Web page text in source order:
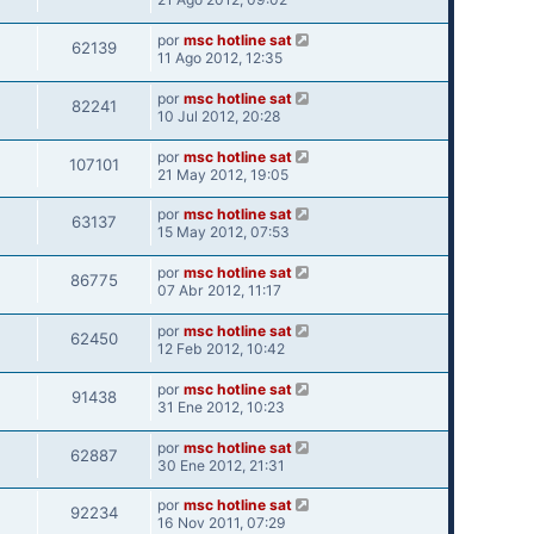
62139 por msc hotline sat
11 Ago 2012, 12:35
82241 por msc hotline sat
10 Jul 2012, 20:28
107101 por msc hotline sat
21 May 2012, 19:05
63137 por msc hotline sat
15 May 2012, 07:53
86775 por msc hotline sat
07 Abr 2012, 11:17
62450 por msc hotline sat
12 Feb 2012, 10:42
91438 por msc hotline sat
31 Ene 2012, 10:23
62887 por msc hotline sat
30 Ene 2012, 21:31
92234 por msc hotline sat
16 Nov 2011, 07:29